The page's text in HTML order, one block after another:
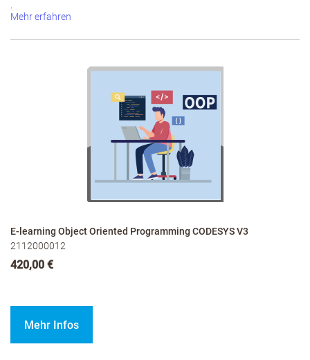
Mehr erfahren
E-learning Object Oriented Programming CODESYS V3
2112000012
420,00 €
Mehr Infos